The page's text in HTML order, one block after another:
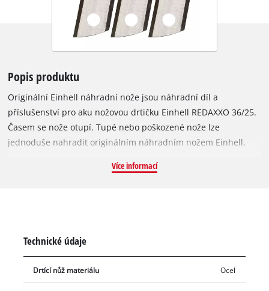
Popis produktu
Originální Einhell náhradní nože jsou náhradní díl a
příslušenství pro aku nožovou drtičku Einhell REDAXXO 36/25.
Časem se nože otupí. Tupé nebo poškozené nože lze
jednoduše nahradit originálním náhradním nožem Einhell.
výkonné drcení a jsou vyrobeny ze speciální oceli, která
Více informací
Technické údaje
Drtící nůž materiálu Ocel